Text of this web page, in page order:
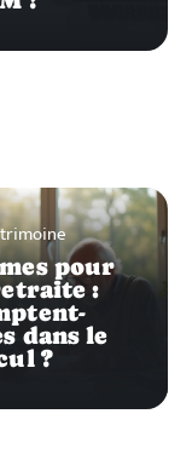
pour
:
dans le
?